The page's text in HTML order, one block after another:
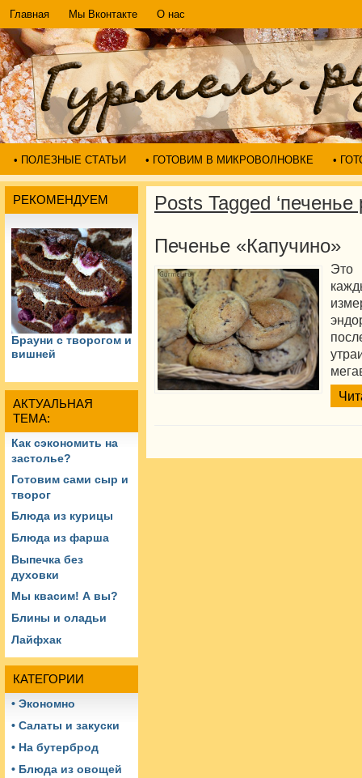
Главная Мы Вконтакте О нас
• ПОЛЕЗНЫЕ СТАТЬИ • ГОТОВИМ В МИКРОВОЛНОВКЕ •
РЕКОМЕНДУЕМ
Брауни с творогом и
вишней
АКТУАЛЬНАЯ
ТЕМА:
Как сэкономить на
застолье?
Готовим сами сыр и
творог
Блюда из курицы
Блюда из фарша
Выпечка без
духовки
Мы квасим! А вы?
Блины и оладьи
Лайфхак
КАТЕГОРИИ
• Экономно
• Салаты и закуски
• На бутерброд
• Блюда из овощей
Posts Tagged ‘печенье
Печенье «Капучино»
Это